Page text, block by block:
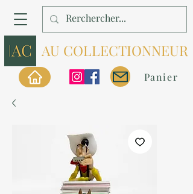
AU COLLECTIONNEUR
Panier